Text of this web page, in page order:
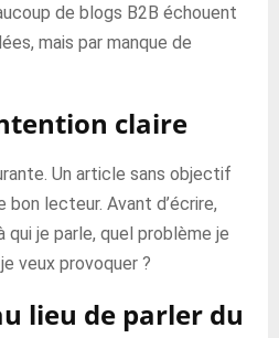
de blogs B2B échouent
mais par manque de
claire
Un article sans objectif
lecteur. Avant d’écrire,
qui je parle, quel problème je
veux provoquer ?
lieu de parler du